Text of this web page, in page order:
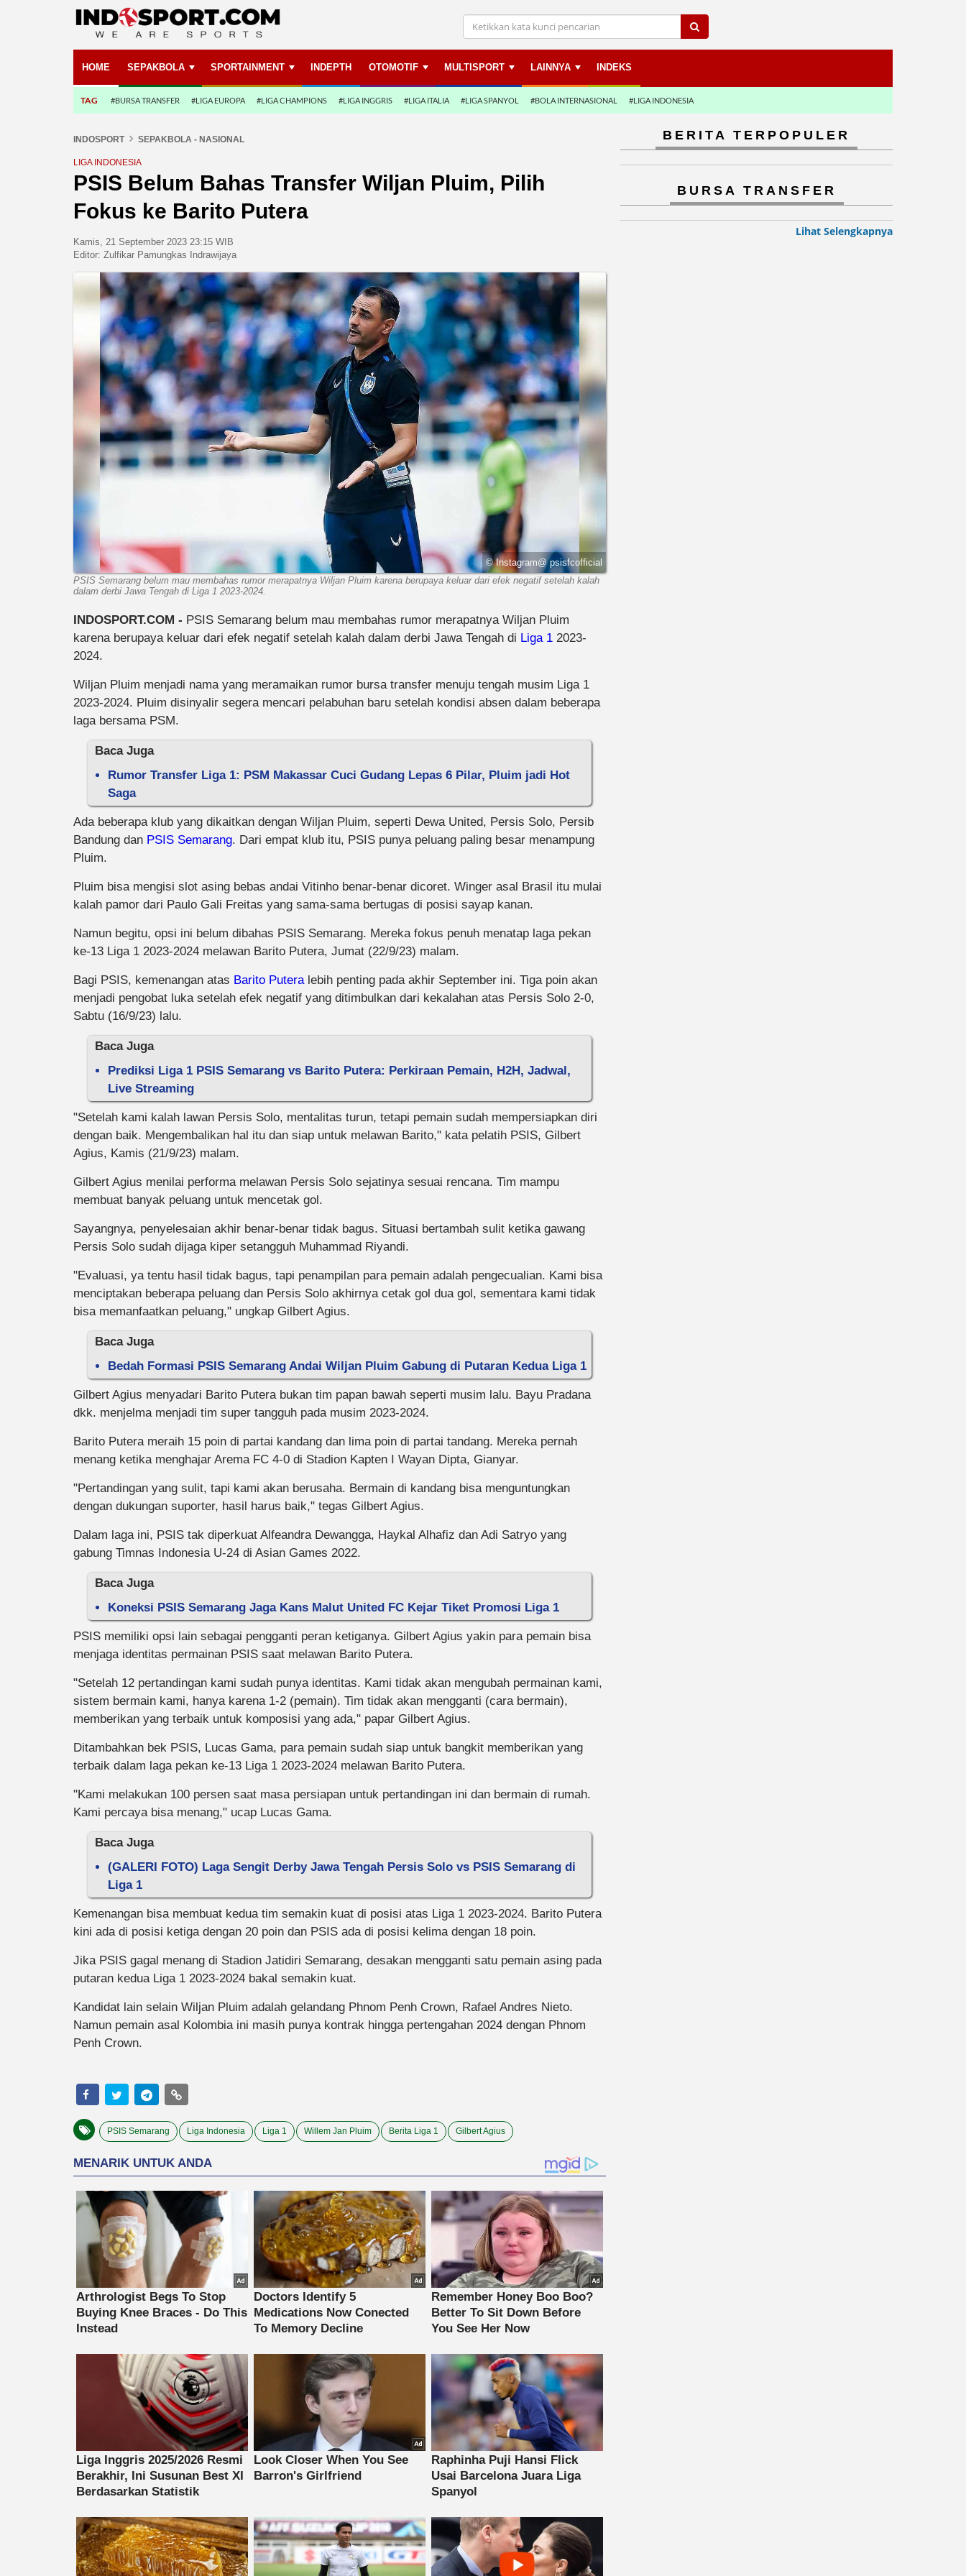
HOME SEPAKBOLA SPORTAINMENT INDEPTH OTOMOTIF MULTISPORT LAINNYA INDEKS
TAG #BURSA TRANSFER #LIGA EUROPA #LIGA CHAMPIONS #LIGA INGGRIS #LIGA ITALIA #LIGA SPANYOL #BOLA INTERNASIONAL #LIGA INDONESIA
INDOSPORT SEPAKBOLA - NASIONAL
LIGA INDONESIA
PSIS Belum Bahas Transfer Wiljan Pluim, Pilih
Fokus ke Barito Putera
Kamis, 21 September 2023 23:15 WIB
Editor: Zulfikar Pamungkas Indrawijaya
© Instagram@ psisfcofficial
PSIS Semarang belum mau membahas rumor merapatnya Wiljan Pluim karena berupaya keluar dari efek negatif setelah kalah
dalam derbi Jawa Tengah di Liga 1 2023-2024.
INDOSPORT.COM - PSIS Semarang belum mau membahas rumor merapatnya Wiljan Pluim
karena berupaya keluar dari efek negatif setelah kalah dalam derbi Jawa Tengah di Liga 1 2023-
2024.
Wiljan Pluim menjadi nama yang meramaikan rumor bursa transfer menuju tengah musim Liga 1
2023-2024. Pluim disinyalir segera mencari pelabuhan baru setelah kondisi absen dalam beberapa
laga bersama PSM.
Baca Juga
Rumor Transfer Liga 1: PSM Makassar Cuci Gudang Lepas 6 Pilar, Pluim jadi Hot
Saga
Ada beberapa klub yang dikaitkan dengan Wiljan Pluim, seperti Dewa United, Persis Solo, Persib
Bandung dan PSIS Semarang. Dari empat klub itu, PSIS punya peluang paling besar menampung
Pluim.
Pluim bisa mengisi slot asing bebas andai Vitinho benar-benar dicoret. Winger asal Brasil itu mulai
kalah pamor dari Paulo Gali Freitas yang sama-sama bertugas di posisi sayap kanan.
Namun begitu, opsi ini belum dibahas PSIS Semarang. Mereka fokus penuh menatap laga pekan
ke-13 Liga 1 2023-2024 melawan Barito Putera, Jumat (22/9/23) malam.
Bagi PSIS, kemenangan atas Barito Puteralebih penting pada akhir September ini. Tiga poin akan
menjadi pengobat luka setelah efek negatif yang ditimbulkan dari kekalahan atas Persis Solo 2-0,
Sabtu (16/9/23) lalu.
Baca Juga
Prediksi Liga 1 PSIS Semarang vs Barito Putera: Perkiraan Pemain, H2H, Jadwal,
Live Streaming
"Setelah kami kalah lawan Persis Solo, mentalitas turun, tetapi pemain sudah mempersiapkan diri
dengan baik. Mengembalikan hal itu dan siap untuk melawan Barito," kata pelatih PSIS, Gilbert
Agius, Kamis (21/9/23) malam.
Gilbert Agius menilai performa melawan Persis Solo sejatinya sesuai rencana. Tim mampu
membuat banyak peluang untuk mencetak gol.
Sayangnya, penyelesaian akhir benar-benar tidak bagus. Situasi bertambah sulit ketika gawang
Persis Solo sudah dijaga kiper setangguh Muhammad Riyandi.
"Evaluasi, ya tentu hasil tidak bagus, tapi penampilan para pemain adalah pengecualian. Kami bisa
menciptakan beberapa peluang dan Persis Solo akhirnya cetak gol dua gol, sementara kami tidak
bisa memanfaatkan peluang," ungkap Gilbert Agius.
Baca Juga
Bedah Formasi PSIS Semarang Andai Wiljan Pluim Gabung di Putaran Kedua Liga 1
Gilbert Agius menyadari Barito Putera bukan tim papan bawah seperti musim lalu. Bayu Pradana
dkk. menjelma menjadi tim super tangguh pada musim 2023-2024.
Barito Putera meraih 15 poin di partai kandang dan lima poin di partai tandang. Mereka pernah
menang ketika menghajar Arema FC 4-0 di Stadion Kapten I Wayan Dipta, Gianyar.
"Pertandingan yang sulit, tapi kami akan berusaha. Bermain di kandang bisa menguntungkan
dengan dukungan suporter, hasil harus baik," tegas Gilbert Agius.
Dalam laga ini, PSIS tak diperkuat Alfeandra Dewangga, Haykal Alhafiz dan Adi Satryo yang
gabung Timnas Indonesia U-24 di Asian Games 2022.
Baca Juga
Koneksi PSIS Semarang Jaga Kans Malut United FC Kejar Tiket Promosi Liga 1
PSIS memiliki opsi lain sebagai pengganti peran ketiganya. Gilbert Agius yakin para pemain bisa
menjaga identitas permainan PSIS saat melawan Barito Putera.
"Setelah 12 pertandingan kami sudah punya identitas. Kami tidak akan mengubah permainan kami,
sistem bermain kami, hanya karena 1-2 (pemain). Tim tidak akan mengganti (cara bermain),
memberikan yang terbaik untuk komposisi yang ada," papar Gilbert Agius.
Ditambahkan bek PSIS, Lucas Gama, para pemain sudah siap untuk bangkit memberikan yang
terbaik dalam laga pekan ke-13 Liga 1 2023-2024 melawan Barito Putera.
"Kami melakukan 100 persen saat masa persiapan untuk pertandingan ini dan bermain di rumah.
Kami percaya bisa menang," ucap Lucas Gama.
Baca Juga
(GALERI FOTO) Laga Sengit Derby Jawa Tengah Persis Solo vs PSIS Semarang di
Liga 1
Kemenangan bisa membuat kedua tim semakin kuat di posisi atas Liga 1 2023-2024. Barito Putera
kini ada di posisi ketiga dengan 20 poin dan PSIS ada di posisi kelima dengan 18 poin.
Jika PSIS gagal menang di Stadion Jatidiri Semarang, desakan mengganti satu pemain asing pada
putaran kedua Liga 1 2023-2024 bakal semakin kuat.
Kandidat lain selain Wiljan Pluim adalah gelandang Phnom Penh Crown, Rafael Andres Nieto.
Namun pemain asal Kolombia ini masih punya kontrak hingga pertengahan 2024 dengan Phnom
Penh Crown.
PSIS Semarang Liga Indonesia Liga 1 Willem Jan Pluim Berita Liga 1 Gilbert Agius
BERITA TERPOPULER
BURSA TRANSFER
Lihat Selengkapnya